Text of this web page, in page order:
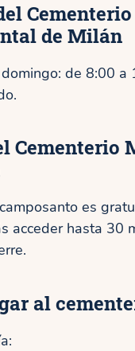
Cementerio
de Milán
de 8:00 a
Cementerio
es
acceder hasta 30
al